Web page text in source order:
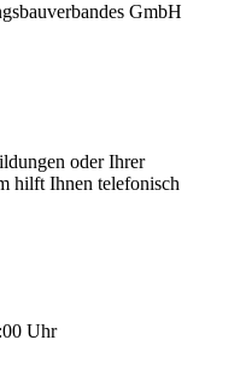
GmbH
oder Ihrer
hilft Ihnen telefonisch
Uhr